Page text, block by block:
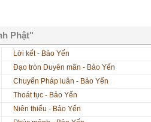
Phật"
Lời kết - Bảo Yến
Đạo tròn Duyên mãn - Bảo Yến
Chuyển Pháp luân - Bảo Yến
Thoát tục - Bảo Yến
Niên thiếu - Bảo Yến